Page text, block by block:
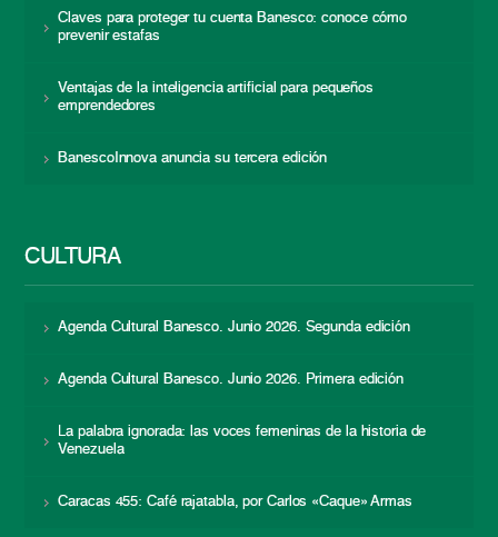
Claves para proteger tu cuenta Banesco: conoce cómo
prevenir estafas
Ventajas de la inteligencia artificial para pequeños
emprendedores
BanescoInnova anuncia su tercera edición
CULTURA
Agenda Cultural Banesco. Junio 2026. Segunda edición
Agenda Cultural Banesco. Junio 2026. Primera edición
La palabra ignorada: las voces femeninas de la historia de
Venezuela
Caracas 455: Café rajatabla, por Carlos «Caque» Armas